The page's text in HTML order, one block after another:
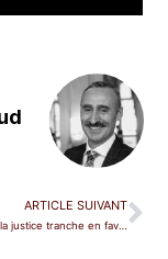
ARTICLE SUIVANT
Saint-Etienne : la justice tranche en faveur de Laurent Campellone